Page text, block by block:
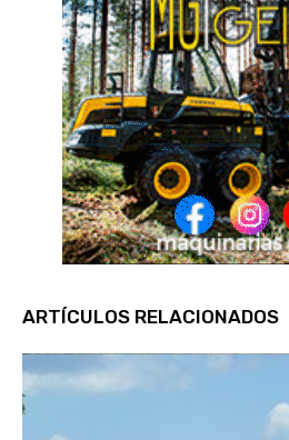
ARTÍCULOS RELACIONADOS